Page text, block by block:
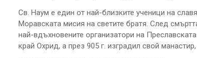
Св. Наум е един от най-близките ученици на
Моравската мисия на светите братя. След
най-вдъхновените организатори на
край Охрид, а през 905 г. изградил свой